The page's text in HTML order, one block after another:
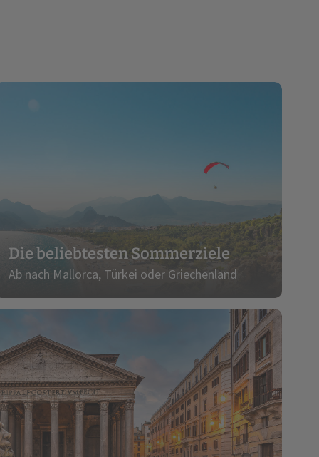
Die beliebtesten Sommerziele
Ab nach Mallorca, Türkei oder Griechenland